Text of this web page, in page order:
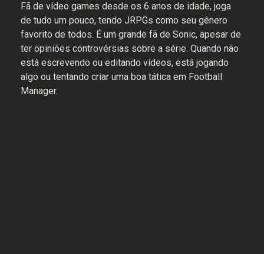
Fã de vídeo games desde os 6 anos de idade, joga
de tudo um pouco, tendo JRPGs como seu gênero
favorito de todos. É um grande fã de Sonic, apesar de
ter opiniões controvérsias sobre a série. Quando não
está escrevendo ou editando vídeos, está jogando
algo ou tentando criar uma boa tática em Football
Manager.